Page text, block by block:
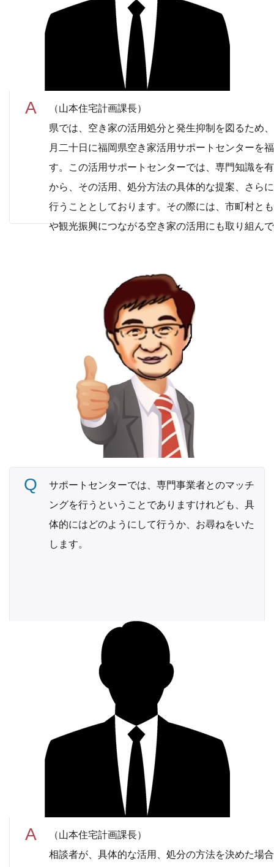
（山本住宅計画課長）
県では、空き家の活用処分と発生抑制を図るため
月二十日に福岡県空き家活用サポートセンターを
す。この活用サポートセンターでは、専門知識を
から、その活用、処分方法の具体的な提案、さら
行うこととしております。その際には、市町村と
や観光振興につながる空き家の活用にも取り組ん
サポートセンターでは、専門事業者とのマッチ
ングを行うということでありますけれども、具
体的にはどのようにして行うか、お尋ねをいた
します。
（山本住宅計画課長）
相談者が、具体的な活用、処分の方法を決めた場